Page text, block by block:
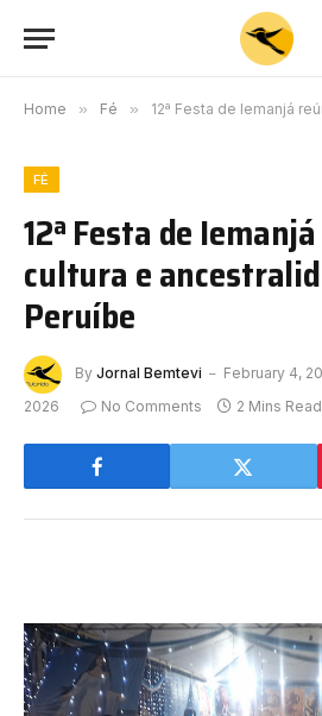
Home » Fé » 12ª Festa de Iemanjá reúne fé,
FÉ
12ª Festa de
cultura e
Peruíbe
By Jornal Bemtevi February 4,
2026
No Comments 2 Mins Read